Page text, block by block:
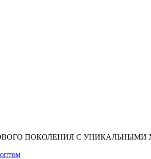
ПОКОЛЕНИЯ С УНИКАЛЬНЫМИ